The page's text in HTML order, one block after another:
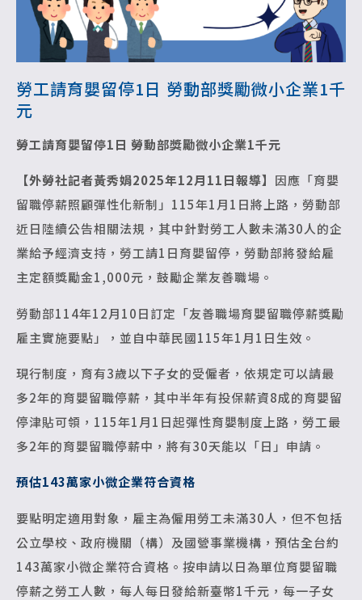
勞工請育嬰留停1日 勞動部獎勵微小企業1千
元
勞工請育嬰留停1日 勞動部獎勵微小企業1千元
【外勞社記者黃秀娟2025年12月11日報導】 因應「育嬰
留職停薪照顧彈性化新制」115年1月1日將上路，勞動部
近日陸續公告相關法規，其中針對勞工人數未滿30人的企
業給予經濟支持，勞工請1日育嬰留停，勞動部將發給雇
主定額獎勵金1,000元，鼓勵企業友善職場。
勞動部114年12月10日訂定「友善職場育嬰留職停薪獎勵
雇主實施要點」，並自中華民國115年1月1日生效。
現行制度，育有3歲以下子女的受僱者，依規定可以請最
多2年的育嬰留職停薪，其中半年有投保薪資8成的育嬰留
停津貼可領，115年1月1日起彈性育嬰制度上路，勞工最
多2年的育嬰留職停薪中，將有30天能以「日」申請。
預估143萬家小微企業符合資格
要點明定適用對象，雇主為僱用勞工未滿30人，但不包括
公立學校、政府機關（構）及國營事業機構，預估全台約
143萬家小微企業符合資格。按申請以日為單位育嬰留職
停薪之勞工人數，每人每日發給新臺幣1千元，每一子女